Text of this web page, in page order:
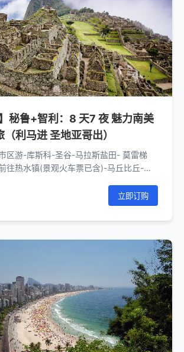
秘鲁+智利：8 天7 夜 魅力南美
利马进 圣地亚哥出）
区游-库斯科-圣谷-马拉斯盐田- 莫雷梯
往热水镇(景观火车票已含)-马丘比丘-温
游-酒庄游览-圣地亚哥送机
立即订购